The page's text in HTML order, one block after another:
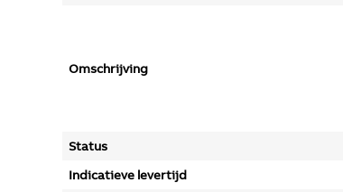
Omschrijving
Status
Indicatieve levertijd